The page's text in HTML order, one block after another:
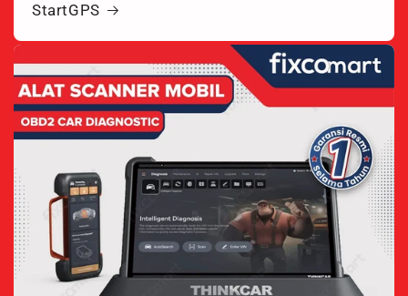
StartGPS